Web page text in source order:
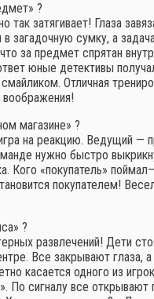
?
так затягивает! Глаза
загадочную сумку, а
за предмет спрятан
юные детективы
Отличная
воображения!
магазине» ?
на реакцию. Ведущий —
нужно быстро
Кого «покупатель»
покупателем!
?
развлечений! Дети
Все закрывают глаза,
касается одного из
По сигналу все открывают